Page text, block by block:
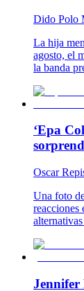
Dido Polo
La hija
agosto, el
la banda
‘Epa
Oscar
Una foto
reacciones
Jennifer